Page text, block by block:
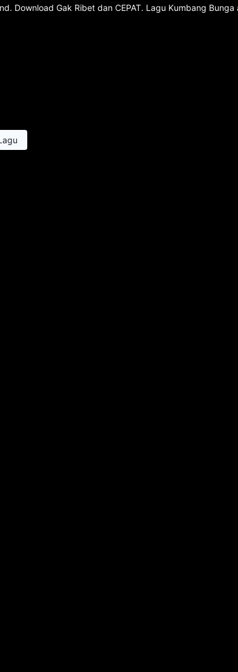
Download Gak Ribet dan CEPAT. Lagu Kumbang Bunga